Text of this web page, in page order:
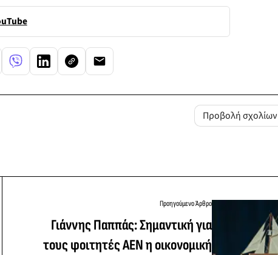
Προβολή σχολίων
Προηγούμενο Άρθρο
Γιάννης Παππάς: Σημαντική για
τους φοιτητές ΑΕΝ η οικονομική